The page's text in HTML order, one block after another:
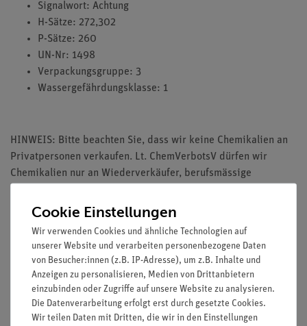
Signalwort: Achtung
H-Sätze: 272,302
P-Sätze: 260
UN-Nr: 1498
Verpackungsgruppe: 3
Wassergefährdungsklasse: 1
HINWEIS: Bitte beachten Sie, dass wir keine Chemikalien an
Privatpersonen verkaufen. Lt. ChemVerbotsV dürfen wir
Chemikalien nur an Wiederverkäufer, berufsmässige
Lehranstalten abgeben.
Media / Downloads
Cookie Einstellungen
Wir verwenden Cookies und ähnliche Technologien auf
unserer Website und verarbeiten personenbezogene Daten
von Besucher:innen (z.B. IP-Adresse), um z.B. Inhalte und
Anzeigen zu personalisieren, Medien von Drittanbietern
einzubinden oder Zugriffe auf unsere Website zu analysieren.
Die Datenverarbeitung erfolgt erst durch gesetzte Cookies.
Wir teilen Daten mit Dritten, die wir in den Einstellungen